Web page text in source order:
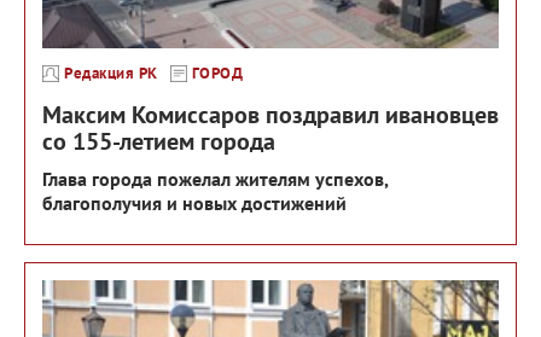
Редакция РК ГОРОД
Максим Комиссаров поздравил ивановцев
со 155-летием города
Глава города пожелал жителям успехов,
благополучия и новых достижений